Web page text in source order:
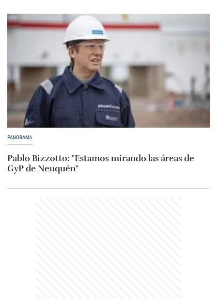
PANORAMA
Pablo Bizzotto: "Estamos mirando las áreas de
GyP de Neuquén"